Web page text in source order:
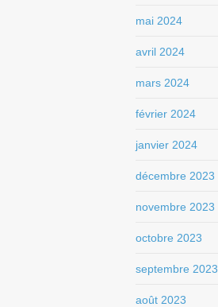
mai 2024
avril 2024
mars 2024
février 2024
janvier 2024
décembre 2023
novembre 2023
octobre 2023
septembre 2023
août 2023